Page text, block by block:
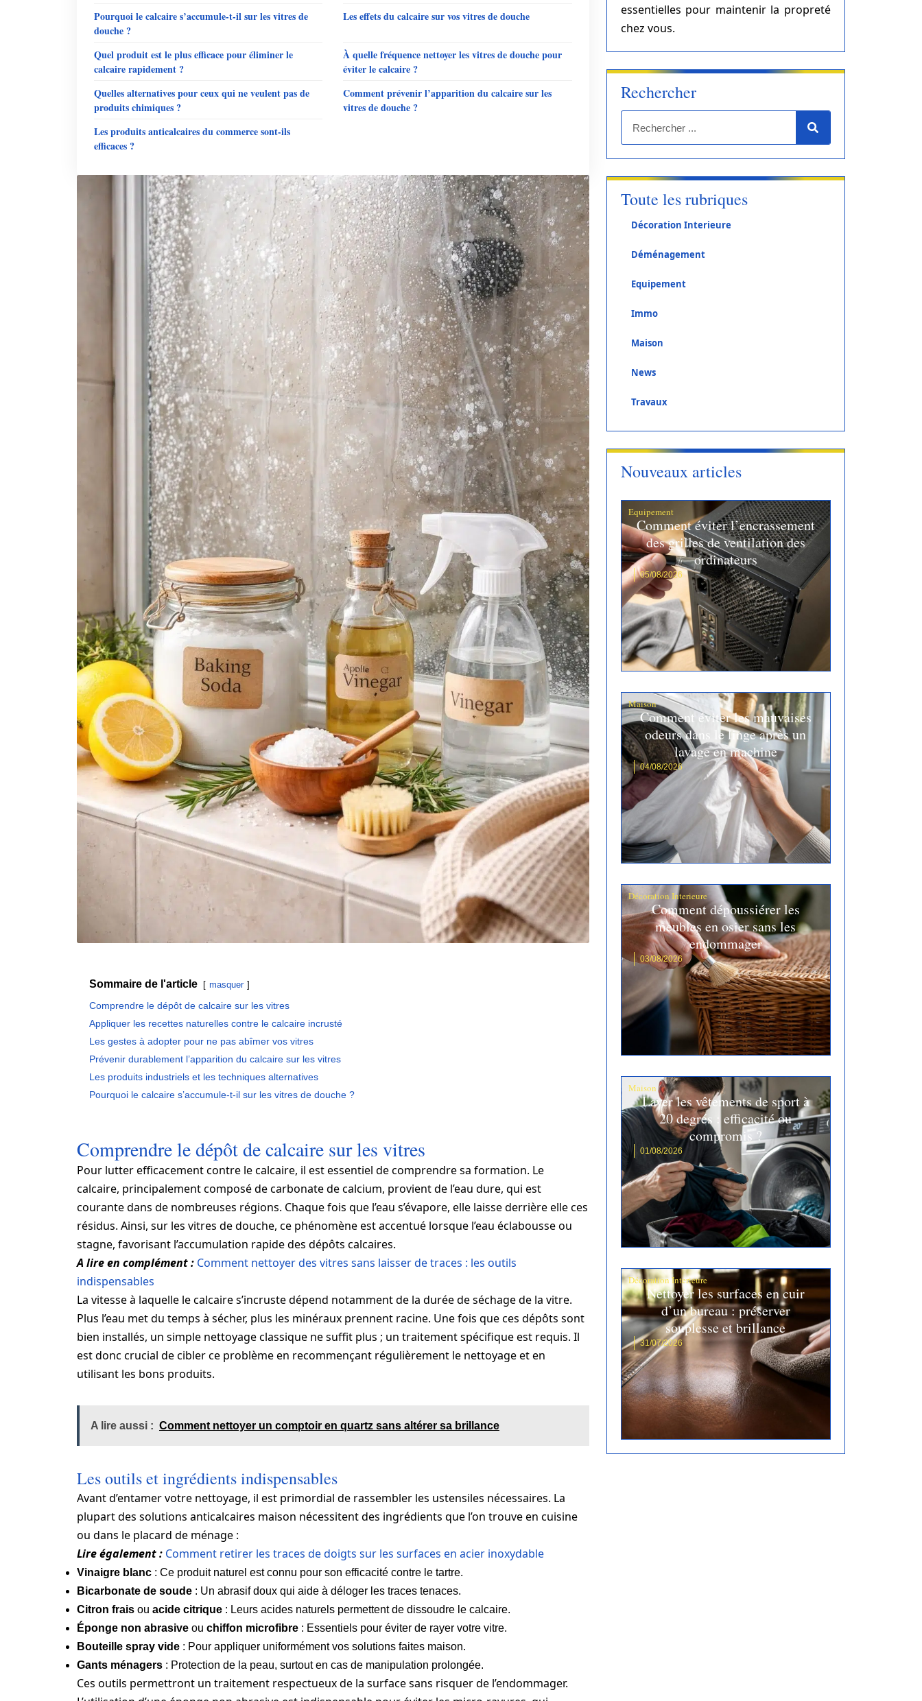
Pourquoi le calcaire s’accumule-t-il sur les vitres de
douche ?
Les effets du calcaire sur vos vitres de douche
Quel produit est le plus efficace pour éliminer le
calcaire rapidement ?
À quelle fréquence nettoyer les vitres de douche pour
éviter le calcaire ?
Quelles alternatives pour ceux qui ne veulent pas de
produits chimiques ?
Comment prévenir l’apparition du calcaire sur les
vitres de douche ?
Les produits anticalcaires du commerce sont-ils
efficaces ?
Sommaire de l'article masquer
Comprendre le dépôt de calcaire sur les vitres
Appliquer les recettes naturelles contre le calcaire incrusté
Les gestes à adopter pour ne pas abîmer vos vitres
Prévenir durablement l’apparition du calcaire sur les vitres
Les produits industriels et les techniques alternatives
Pourquoi le calcaire s’accumule-t-il sur les vitres de douche ?
Comprendre le dépôt de calcaire sur les vitres
Pour lutter efficacement contre le calcaire, il est essentiel de comprendre sa formation. Le
calcaire, principalement composé de carbonate de calcium, provient de l’eau dure, qui est
courante dans de nombreuses régions. Chaque fois que l’eau s’évapore, elle laisse derrière elle ces
résidus. Ainsi, sur les vitres de douche, ce phénomène est accentué lorsque l’eau éclabousse ou
stagne, favorisant l’accumulation rapide des dépôts calcaires.
A lire en complément : Comment nettoyer des vitres sans laisser de traces : les outils
indispensables
La vitesse à laquelle le calcaire s’incruste dépend notamment de la durée de séchage de la vitre.
Plus l’eau met du temps à sécher, plus les minéraux prennent racine. Une fois que ces dépôts sont
bien installés, un simple nettoyage classique ne suffit plus ; un traitement spécifique est requis. Il
est donc crucial de cibler ce problème en recommençant régulièrement le nettoyage et en
utilisant les bons produits.
A lire aussi : Comment nettoyer un comptoir en quartz sans altérer sa brillance
Les outils et ingrédients indispensables
Avant d’entamer votre nettoyage, il est primordial de rassembler les ustensiles nécessaires. La
plupart des solutions anticalcaires maison nécessitent des ingrédients que l’on trouve en cuisine
ou dans le placard de ménage :
Lire également : Comment retirer les traces de doigts sur les surfaces en acier inoxydable
Vinaigre blanc : Ce produit naturel est connu pour son efficacité contre le tartre.
Bicarbonate de soude : Un abrasif doux qui aide à déloger les traces tenaces.
Citron frais ou acide citrique : Leurs acides naturels permettent de dissoudre le calcaire.
Éponge non abrasive ou chiffon microfibre : Essentiels pour éviter de rayer votre vitre.
Bouteille spray vide : Pour appliquer uniformément vos solutions faites maison.
Gants ménagers : Protection de la peau, surtout en cas de manipulation prolongée.
Ces outils permettront un traitement respectueux de la surface sans risquer de l’endommager.
essentielles pour maintenir la propreté
chez vous.
Rechercher
Toute les rubriques
Décoration Interieure
Déménagement
Equipement
Immo
Maison
News
Travaux
Nouveaux articles
Equipement
Comment éviter l’encrassement
des grilles de ventilation des
ordinateurs
05/08/2026
Maison
Comment éviter les mauvaises
odeurs dans le linge après un
lavage en machine
04/08/2026
Décoration Interieure
Comment dépoussiérer les
meubles en osier sans les
endommager
03/08/2026
Maison
Laver les vêtements de sport à
20 degrés : efficacité ou
compromis ?
01/08/2026
Décoration Interieure
Nettoyer les surfaces en cuir
d’un bureau : préserver
souplesse et brillance
31/07/2026